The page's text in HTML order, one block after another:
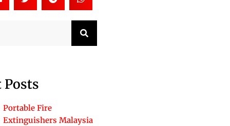
Search
Posts
Portable Fire
Extinguishers Malaysia